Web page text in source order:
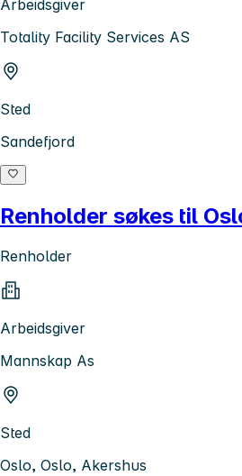
Arbeidsgiver
Totality Facility Services AS
Sted
Sandefjord
Renholder søkes til
Renholder
Arbeidsgiver
Mannskap As
Sted
Oslo, Oslo, Akershus